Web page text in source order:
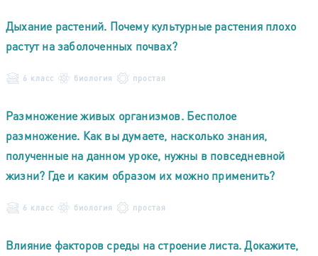
Дыхание растений. Почему культурные растения плохо
растут на заболоченных почвах?
6 класс биология простая
Размножение живых организмов. Бесполое
размножение. Как вы думаете, насколько знания,
полученные на данном уроке, нужны в повседневной
жизни? Где и каким образом их можно применить?
6 класс биология простая
Влияние факторов среды на строение листа. Докажите,